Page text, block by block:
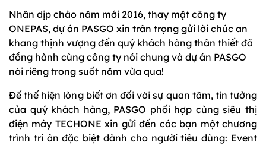
Nhân dịp chào năm mới 2016, thay mặt công ty
ONEPAS, dự án PASGO xin trân trọng gửi lời chúc an
khang thịnh vượng đến quý khách hàng thân thiết đã
đồng hành cùng công ty nói chung và dự án PASGO
nói riêng trong suốt năm vừa qua!
Để thể hiện lòng biết ơn đối với sự quan tâm, tin tưởng
của quý khách hàng, PASGO phối hợp cùng siêu thị
điện máy TECHONE xin gửi đến các bạn một chương
trình tri ân đặc biệt dành cho người tiêu dùng: Event